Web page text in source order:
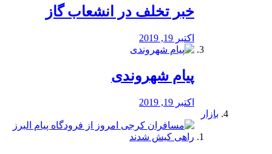
خبر تخلف در انشعاب گاز
اکتبر 19, 2019
پیام شهروندی
اکتبر 19, 2019
بازار